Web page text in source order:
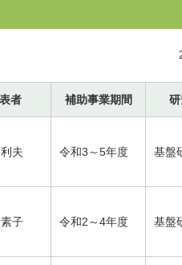
者 補助事業期間 研
夫 令和3～5年度 基盤
子 令和2～4年度 基盤